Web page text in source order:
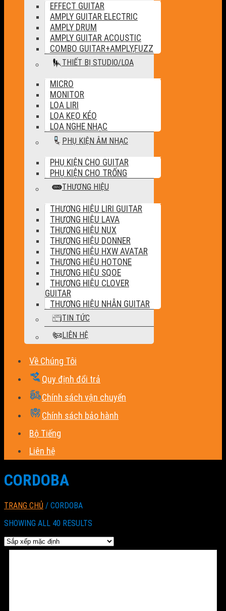
EFFECT GUITAR
AMPLY GUITAR ELECTRIC
AMPLY DRUM
AMPLY GUITAR ACOUSTIC
COMBO GUITAR+AMPLY,FUZZ
THIẾT BỊ STUDIO/LOA
MICRO
MONITOR
LOA LIRI
LOA KẸO KÉO
LOA NGHE NHẠC
PHỤ KIỆN ÂM NHẠC
PHỤ KIỆN CHO GUITAR
PHỤ KIỆN CHO TRỐNG
THƯƠNG HIỆU
THƯƠNG HIỆU LIRI GUITAR
THƯƠNG HIỆU LAVA
THƯƠNG HIỆU NUX
THƯƠNG HIỆU DONNER
THƯƠNG HIỆU HXW AVATAR
THƯƠNG HIỆU HOTONE
THƯƠNG HIỆU SQOE
THƯƠNG HIỆU CLOVER
GUITAR
THƯƠNG HIỆU NHẪN GUITAR
TIN TỨC
LIÊN HỆ
Về Chúng Tôi
Quy định đổi trả
Chính sách vận chuyển
Chính sách bảo hành
Bộ Tiếng
Liên hệ
CORDOBA
TRANG CHỦ / CORDOBA
SHOWING ALL 40 RESULTS